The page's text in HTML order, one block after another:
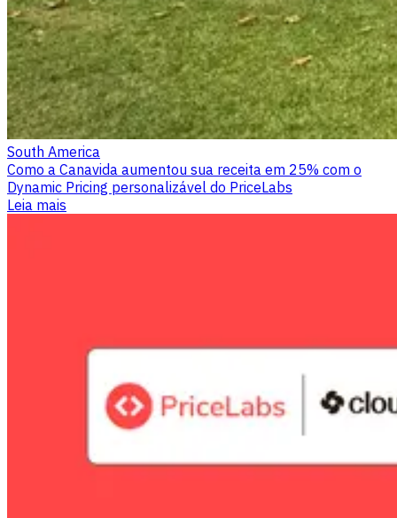
South America
Como a Canavida aumentou sua receita em 25% com o
Dynamic Pricing personalizável do PriceLabs
Leia mais